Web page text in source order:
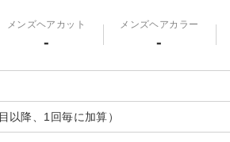
メンズヘアカット
-
メンズヘアカラー
-
以降、1回毎に加算）